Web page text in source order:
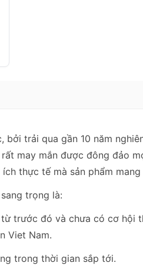
bởi trải qua gần 10 năm
may mắn được đông đảo
thực tế mà sản phẩm mang
trọng là:
trước đó và chưa có cơ hội
Viet Nam.
trong thời gian sắp tới.